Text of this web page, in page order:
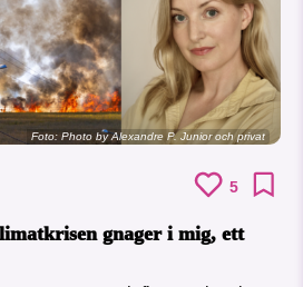
Foto: Photo by Alexandre P. Junior och privat
5
gnager i mig, ett